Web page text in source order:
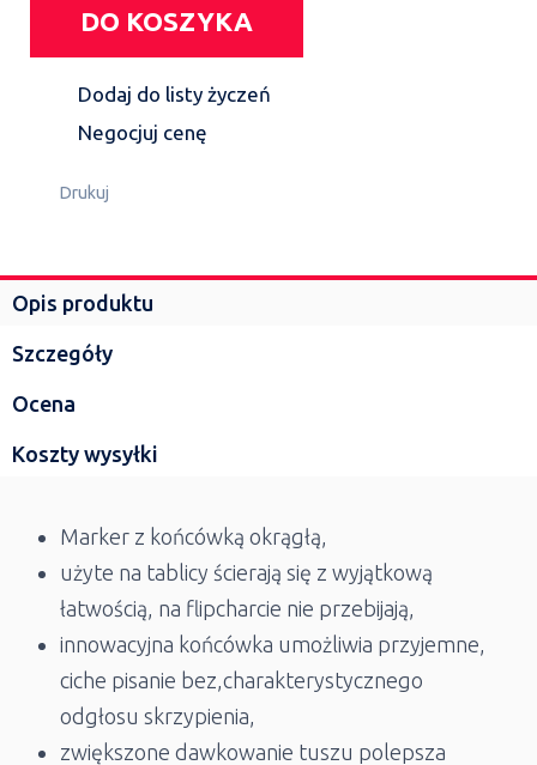
DO KOSZYKA
Dodaj do listy życzeń
Negocjuj cenę
Drukuj
Opis produktu
Szczegóły
Ocena
Koszty wysyłki
Marker z końcówką okrągłą,
użyte na tablicy ścierają się z wyjątkową
łatwością, na flipcharcie nie przebijają,
innowacyjna końcówka umożliwia przyjemne,
ciche pisanie bez,charakterystycznego
odgłosu skrzypienia,
zwiększone dawkowanie tuszu polepsza